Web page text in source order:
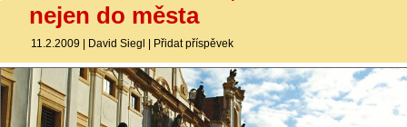
- Tuning
- Technika
- Zajímavosti
- Ostatní
nejen do města
11.2.2009 | David Siegl | Přidat příspěvek